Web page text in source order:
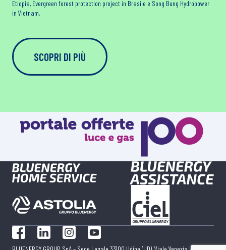
Etiopia, Evergreen forest protection project in Brasile e Song Bung Hydropower
in Vietnam.
SCOPRI DI PIÙ